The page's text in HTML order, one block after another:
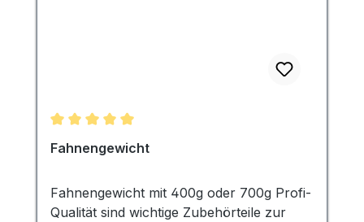
Durchschnittliche Bewertung von 5 von 5 Sternen
Fahnengewicht
Fahnengewicht mit 400g oder 700g Profi-
Qualität sind wichtige Zubehörteile zur